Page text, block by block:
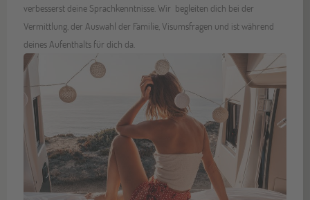
verbesserst deine Sprachkenntnisse. Wir begleiten dich bei der
Vermittlung, der Auswahl der Familie, Visumsfragen und ist während
deines Aufenthalts für dich da.